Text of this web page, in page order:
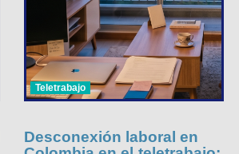
Teletrabajo
Desconexión laboral en